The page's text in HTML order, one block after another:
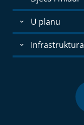
U planu
Infrastruktura